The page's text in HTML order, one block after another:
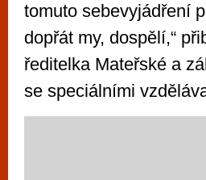
tomuto sebevyjádření
dopřát my, dospělí,“
ředitelka Mateřské a
se speciálními